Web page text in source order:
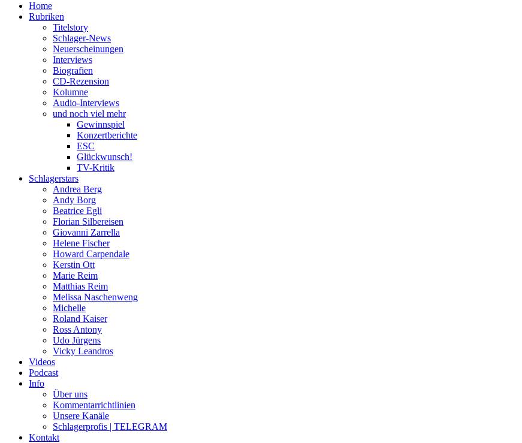
Home
Rubriken
Titelstory
Schlager-News
Neuerscheinungen
Interviews
Biografien
CD-Rezension
Kolumne
Audio-Interviews
und noch viel mehr
Gewinnspiel
Konzertberichte
ESC
Glückwunsch!
TV-Kritik
Schlagerstars
Andrea Berg
Andy Borg
Beatrice Egli
Florian Silbereisen
Giovanni Zarrella
Helene Fischer
Howard Carpendale
Kerstin Ott
Marie Reim
Matthias Reim
Melissa Naschenweng
Michelle
Roland Kaiser
Ross Antony
Udo Jürgens
Vicky Leandros
Videos
Podcast
Info
Über uns
Kommentarrichtlinien
Unsere Kanäle
Schlagerprofis | TELEGRAM
Kontakt